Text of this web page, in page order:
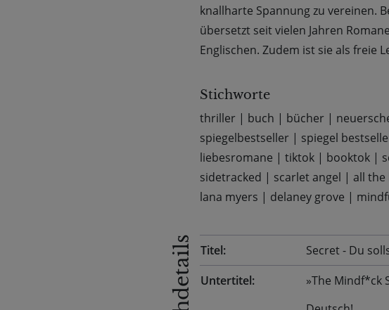
knallharte Spannung zu vereinen.
übersetzt seit vielen Jahren
Englischen. Zudem ist sie als freie
Stichworte
thriller| buch | bücher|
spiegelbestseller| spiegel
liebesromane | tiktok| booktok|
sidetracked | scarlet angel | all the
lana myers | delaney grove |
Titel:
Secret - Du
Untertitel:
»The Mindf*ck